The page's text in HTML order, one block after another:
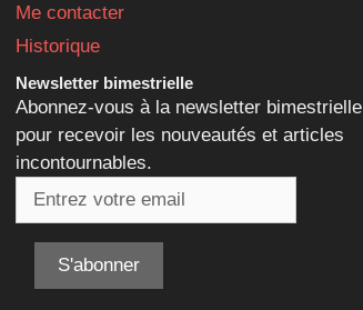
Me contacter
Historique
Newsletter bimestrielle
Abonnez-vous à la newsletter bimestrielle
pour recevoir les nouveautés et articles
incontournables.